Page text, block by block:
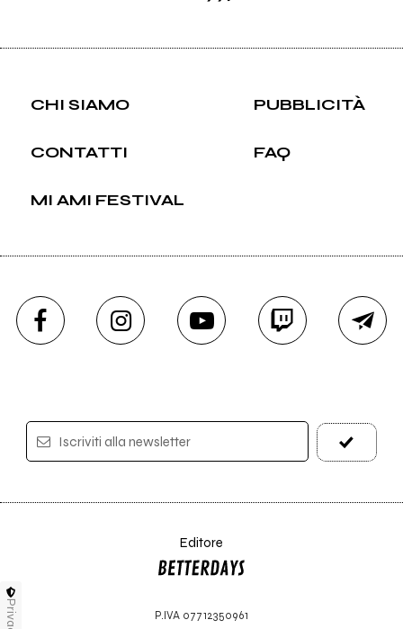
CHI SIAMO PUBBLICITÀ
CONTATTI FAQ
MI AMI FESTIVAL
Iscriviti alla newsletter
Editore
P.IVA 07712350961
Privacy